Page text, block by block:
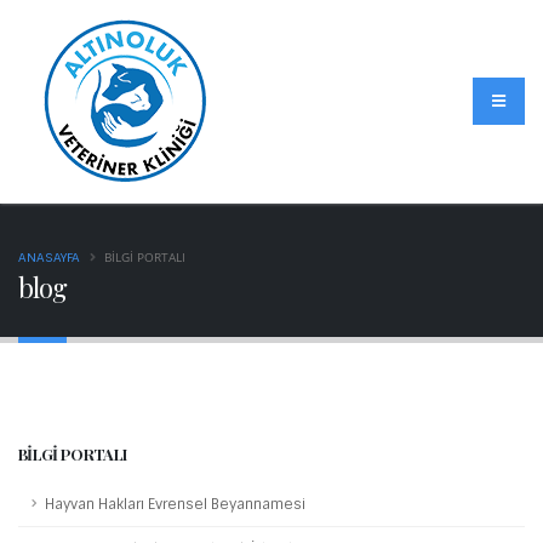
blog
ANASAYFA BİLGİ PORTALI
BİLGİ PORTALI
Hayvan Hakları Evrensel Beyannamesi